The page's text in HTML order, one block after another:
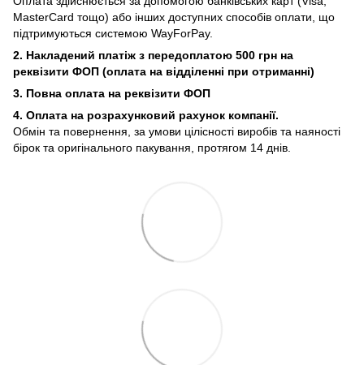
MasterCard тощо) або інших доступних способів оплати, що
підтримуються системою WayForPay.
2. Накладений платіж з передоплатою 500 грн на
реквізити ФОП (оплата на відділенні при отриманні)
3. Повна оплата на реквізити ФОП
4. Оплата на розрахунковий рахунок компанії.
Обмін та повернення, за умови цілісності виробів та наяності
бірок та оригінального пакування, протягом 14 днів.